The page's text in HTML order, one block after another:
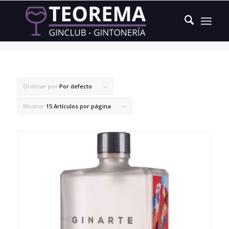
nepitella
Ordenar por Por defecto
Mostrar 15 Artículos por página